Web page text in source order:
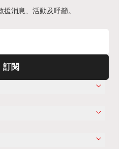
消息、活動及呼籲。
訂閱